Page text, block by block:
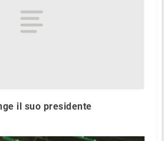
il suo presidente